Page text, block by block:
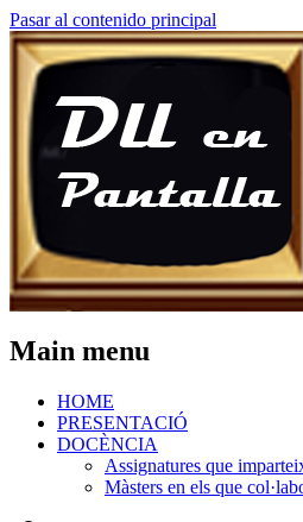
Pasar al contenido principal
Main menu
HOME
PRESENTACIÓ
DOCÈNCIA
Assignatures que
Màsters en els que